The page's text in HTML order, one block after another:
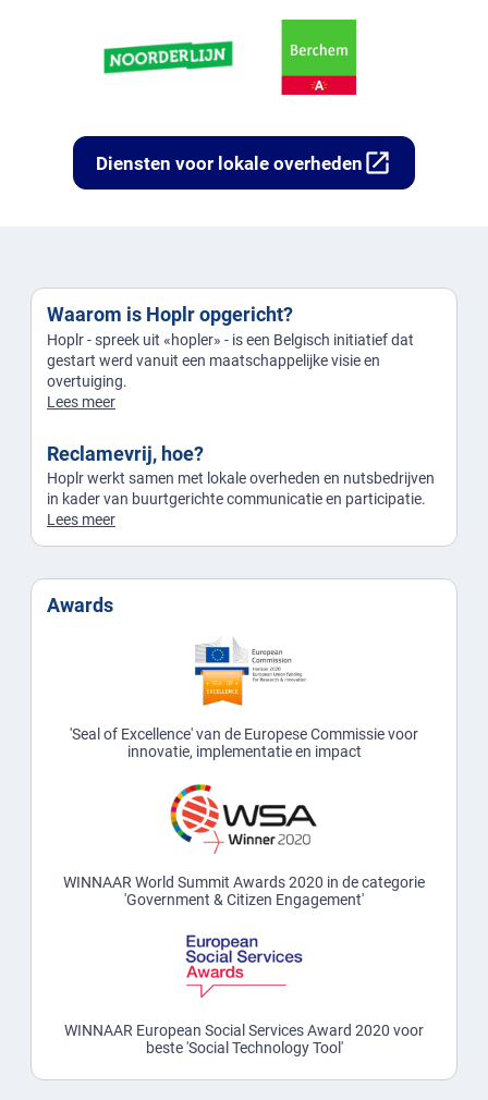
Diensten voor lokale overheden open_in_new
Waarom is Hoplr opgericht?
Hoplr - spreek uit «hopler» - is een Belgisch initiatief dat
gestart werd vanuit een maatschappelijke visie en
overtuiging.
Lees meer
Reclamevrij, hoe?
Hoplr werkt samen met lokale overheden en nutsbedrijven
in kader van buurtgerichte communicatie en participatie.
Lees meer
Awards
'Seal of Excellence' van de Europese Commissie voor
innovatie, implementatie en impact
WINNAAR World Summit Awards 2020 in de categorie
'Government & Citizen Engagement'
WINNAAR European Social Services Award 2020 voor
beste 'Social Technology Tool'